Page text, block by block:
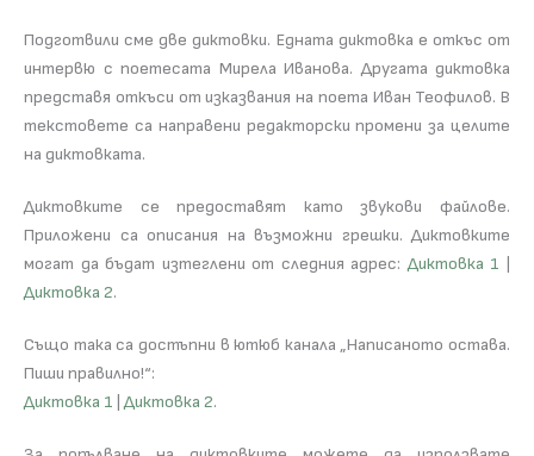
Подготвили сме две диктовки. Едната диктовка е откъс от
интервю с поетесата Мирела Иванова. Другата диктовка
представя откъси от изказвания на поета Иван Теофилов. В
текстовете са направени редакторски промени за целите
на диктовката.
Диктовките се предоставят като звукови файлове.
Приложени са описания на възможни грешки. Диктовките
могат да бъдат изтеглени от следния адрес:Диктовка 1
Диктовка 2.
Също така са достъпни в ютюб канала „Написаното остава.
Пиши правилно!“:
Диктовка 1 |Диктовка 2.